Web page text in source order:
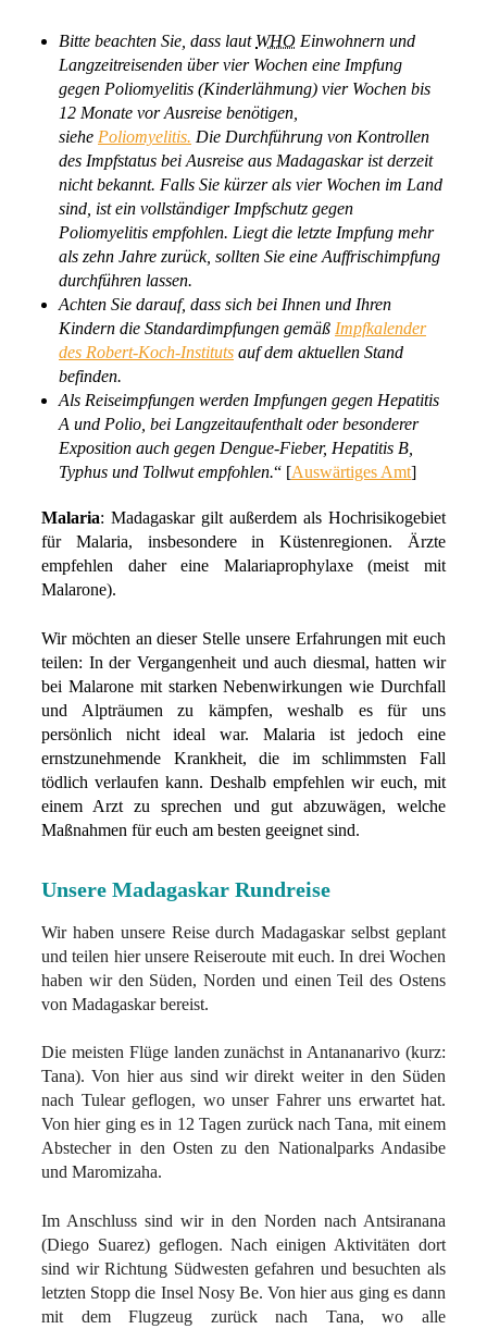
Bitte beachten Sie, dass laut WHO Einwohnern und
Langzeitreisenden über vier Wochen eine Impfung
gegen Poliomyelitis (Kinderlähmung) vier Wochen bis
12 Monate vor Ausreise benötigen,
siehe Poliomyelitis. Die Durchführung von Kontrollen
des Impfstatus bei Ausreise aus Madagaskar ist derzeit
nicht bekannt. Falls Sie kürzer als vier Wochen im Land
sind, ist ein vollständiger Impfschutz gegen
Poliomyelitis empfohlen. Liegt die letzte Impfung mehr
als zehn Jahre zurück, sollten Sie eine Auffrischimpfung
durchführen lassen.
Achten Sie darauf, dass sich bei Ihnen und Ihren
Kindern die Standardimpfungen gemäß Impfkalender
des Robert-Koch-Instituts auf dem aktuellen Stand
befinden.
Als Reiseimpfungen werden Impfungen gegen Hepatitis
A und Polio, bei Langzeitaufenthalt oder besonderer
Exposition auch gegen Dengue-Fieber, Hepatitis B,
Typhus und Tollwut empfohlen.“ [Auswärtiges Amt]
Malaria: Madagaskar gilt außerdem als Hochrisikogebiet
für Malaria, insbesondere in Küstenregionen. Ärzte
empfehlen daher eine Malariaprophylaxe (meist mit
Malarone).
Wir möchten an dieser Stelle unsere Erfahrungen mit euch
teilen: In der Vergangenheit und auch diesmal, hatten wir
bei Malarone mit starken Nebenwirkungen wie Durchfall
und Alpträumen zu kämpfen, weshalb es für uns
persönlich nicht ideal war. Malaria ist jedoch eine
ernstzunehmende Krankheit, die im schlimmsten Fall
tödlich verlaufen kann. Deshalb empfehlen wir euch, mit
einem Arzt zu sprechen und gut abzuwägen, welche
Maßnahmen für euch am besten geeignet sind.
Unsere Madagaskar Rundreise
Wir haben unsere Reise durch Madagaskar selbst geplant
und teilen hier unsere Reiseroute mit euch. In drei Wochen
haben wir den Süden, Norden und einen Teil des Ostens
von Madagaskar bereist.
Die meisten Flüge landen zunächst in Antananarivo (kurz:
Tana). Von hier aus sind wir direkt weiter in den Süden
nach Tulear geflogen, wo unser Fahrer uns erwartet hat.
Von hier ging es in 12 Tagen zurück nach Tana, mit einem
Abstecher in den Osten zu den Nationalparks Andasibe
und Maromizaha.
Im Anschluss sind wir in den Norden nach Antsiranana
(Diego Suarez) geflogen. Nach einigen Aktivitäten dort
sind wir Richtung Südwesten gefahren und besuchten als
letzten Stopp die Insel Nosy Be. Von hier aus ging es dann
mit dem Flugzeug zurück nach Tana, wo alle